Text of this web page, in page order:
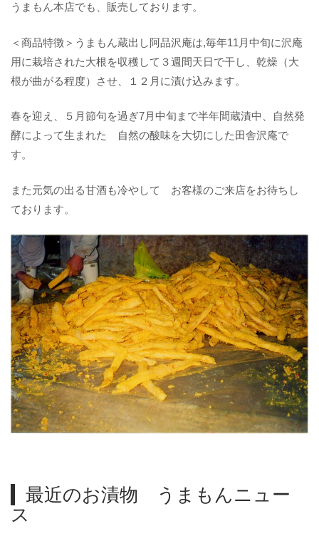
うまもん本店でも、販売しております。
＜商品特徴＞うまもん蔵出し阿品沢庵は,毎年11月中旬に沢庵
用に栽培された大根を収穫して３週間天日で干し、乾燥（大
根が曲がる程度）させ、１２月に漬け込みます。
春を迎え、５月節句を過ぎ7月中旬まで半年間蔵漬中、自然発
酵によって生まれた 自然の酸味を大切にした田舎沢庵で
す。
また元気の出る甘酒も冷やして お客様のご来店をお待ちし
ております。
最近のお漬物 うまもんニュー
ス